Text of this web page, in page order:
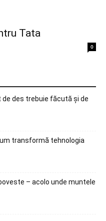
Tata
0
des trebuie făcută și de
transformă tehnologia
– acolo unde muntele